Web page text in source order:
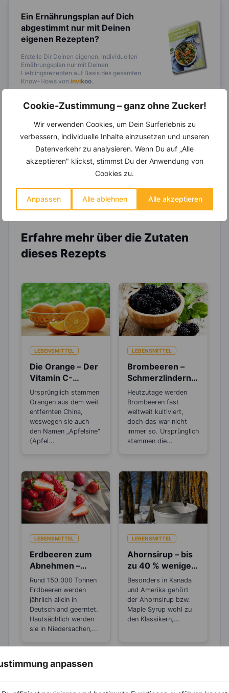
Cookie-Zustimmung – ganz ohne Zucker!
Wir verwenden Cookies, um Dein Surferlebnis zu
verbessern, individuelle Inhalte einzusetzen und unseren
Datenverkehr zu analysieren. Wenn Du auf „Alle
akzeptieren" klickst, stimmst Du der Anwendung von
Cookies zu.
Anpassen Alle ablehnen Alle akzeptieren
anpassen
Ein Ernährungsplan auf Dich
abgestimmt nur mit Deinen
eigenen Rezepten?
Erstelle Dir Deinen eigenen, individuellen
Ernährungsplan nur mit Deinen
Lieblingsrezepten auf Basis des gesamten
Know-Hows von invikoo
14.000 Rezepte, autom.
Wochenplaner,dynamische
Einkaufsliste und noch mehr?
-Mitgliedschaft und erhalte
viele hilfreiche und zeitsparende Möglichkeiten,
Erfahre mehr über die Zutaten
dieses Rezepts
LEBENSMITTEL
Die Orange – Der
Vitamin C-
Booster für die
kalte Jahreszeit
Ursprünglich stammen
Orangen aus dem weit
entfernten China,
weswegen sie auch
den Namen „Apfelsine“
(Apfel...
LEBENSMITTEL
Brombeeren –
Schmerzlindernd,
Entzündungshem
mend und
Antibakteriell
Heutzutage werden
Brombeeren fast
weltweit kultiviert,
doch das war nicht
immer so. Ursprünglich
stammen die...
LEBENSMITTEL
Erdbeeren zum
Abnehmen –
Wusstest du, das
sie botanisch
gesehen Nüsse
sind?
Rund 150.000 Tonnen
Erdbeeren werden
jährlich allein in
Deutschland geerntet.
Hautsächlich werden
sie in Niedersachen,...
LEBENSMITTEL
Ahornsirup – bis
zu 40 % weniger
Kalorien als
Zucker
Besonders in Kanada
und Amerika gehört
der Ahornsirup bzw.
Maple Syrup wohl zu
den Klassikern,...